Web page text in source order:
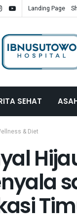
Landing Page
SEHAT
& Diet